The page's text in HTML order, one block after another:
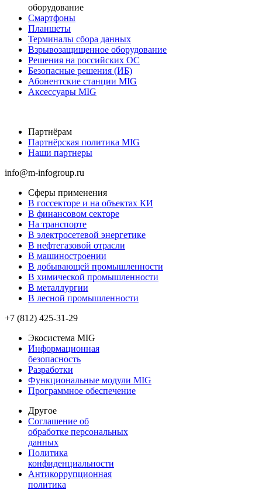
оборудование
Смартфоны
Планшеты
Терминалы сбора данных
Взрывозащищенное оборудование
Решения на российских ОС
Безопасные решения (ИБ)
Абонентские станции MIG
Аксессуары MIG
Партнёрам
Партнёрская политика MIG
Наши партнеры
info@m-infogroup.ru
Сферы применения
В госсекторе и на объектах КИ
В финансовом секторе
На транспорте
В электросетевой энергетике
В нефтегазовой отрасли
В машиностроении
В добывающей промышленности
В химической промышленности
В металлургии
В лесной промышленности
+7 (812) 425-31-29
Экосистема MIG
Информационная
безопасность
Разработки
Функциональные модули MIG
Программное обеспечение
Другое
Соглашение об
обработке персональных
данных
Политика
конфиденциальности
Антикоррупционная
политика